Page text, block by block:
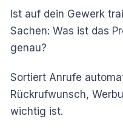
Ist auf dein Gewerk
Sachen: Was ist das
genau?
Sortiert Anrufe
Rückrufwunsch,
wichtig ist.